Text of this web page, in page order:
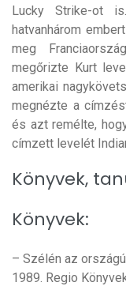
Lucky Strike-ot
hatvanhárom
meg
megőrizte Kurt
amerikai
megnézte a
és azt remélte,
címzett levelét
Könyvek,
Könyvek:
– Szélén az
1989. Regio